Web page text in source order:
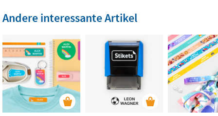
Andere interessante Artikel